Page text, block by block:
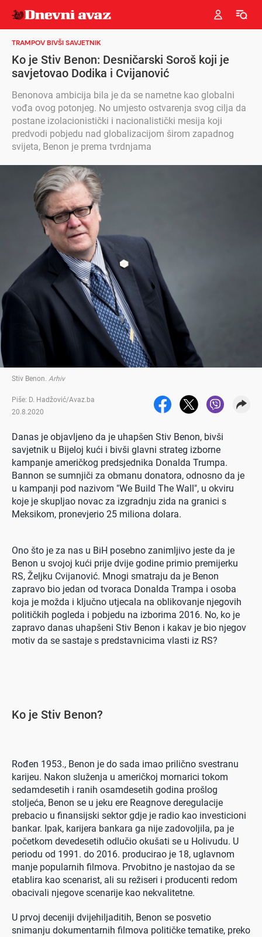
TRAMPOV BIVŠI SAVJETNIK
Ko je Stiv Benon: Desničarski Soroš koji je
savjetovao Dodika i Cvijanović
Benonova ambicija bila je da se nametne kao globalni
vođa ovog potonjeg. No umjesto ostvarenja svog cilja da
postane izolacionistički i nacionalistički mesija koji
predvodi pobjedu nad globalizacijom širom zapadnog
svijeta, Benon je prema tvrdnjama
Stiv Benon. Arhiv
Piše: D. Hadžović/Avaz.ba
20.8.2020
Danas je objavljeno da je uhapšen Stiv Benon, bivši
savjetnik u Bijeloj kući i bivši glavni strateg izborne
kampanje američkog predsjednika Donalda Trumpa.
Bannon se sumnjiči za obmanu donatora, odnosno da je
u kampanji pod nazivom "We Build The Wall", u okviru
koje je skupljao novac za izgradnju zida na granici s
Meksikom, pronevjerio 25 miliona dolara.
Ono što je za nas u BiH posebno zanimljivo jeste da je
Benon u svojoj kući prije dvije godine primio premijerku
RS, Željku Cvijanović. Mnogi smatraju da je Benon
zapravo bio jedan od tvoraca Donalda Trampa i osoba
koja je možda i ključno utjecala na oblikovanje njegovih
političkih pogleda i pobjedu na izborima 2016. No, ko je
zapravo danas uhapšeni Stiv Benon i kakav je bio njegov
motiv da se sastaje s predstavnicima vlasti iz RS?
Ko je Stiv Benon?
Rođen 1953., Benon je do sada imao prilično svestranu
karijeu. Nakon služenja u američkoj mornarici tokom
sedamdesetih i ranih osamdesetih godina prošlog
stoljeća, Benon se u jeku ere Reagnove deregulacije
prebacio u finansijski sektor gdje je radio kao investicioni
bankar. Ipak, karijera bankara ga nije zadovoljila, pa je
početkom devedesetih odlučio okušati se u Holivudu. U
periodu od 1991. do 2016. producirao je 18, uglavnom
manje popularnih filmova. Prvobitno je nastojao da se
etablira kao scenarist, ali su režiseri i producenti redom
obacivali njegove scenarije kao nekvalitetne.
U prvoj deceniji dvijehiljaditih, Benon se posvetio
snimanju dokumentarnih filmova političke tematike, preko